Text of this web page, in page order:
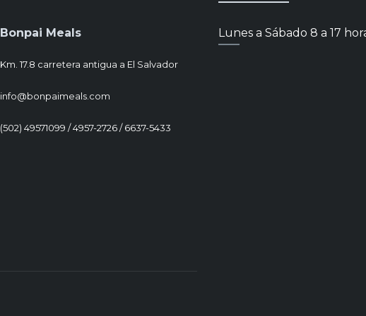
Bonpai Meals
Km. 17.8 carretera antigua a El Salvador
info@bonpaimeals.com
(502) 49571099 / 4957-2726 / 6637-5433
Lunes a Sábado 8 a 17